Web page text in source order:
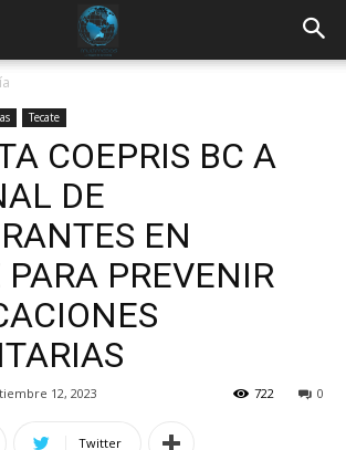
Tecate
COEPRIS BC A
DE
EN
PREVENIR
12, 2023 0
722
Twitter